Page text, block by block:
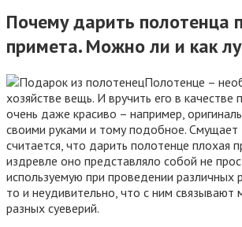
Почему дарить полотенца
примета. Можно ли и как
Полотенце –
хозяйстве вещь. И вручить его в
очень даже красиво – например,
своими руками и тому подобное. Смущает
считается, что дарить полотенце плохая
издревле оно представляло собой не
используемую при проведении различных
то и неудивительно, что с ним
разных суеверий.